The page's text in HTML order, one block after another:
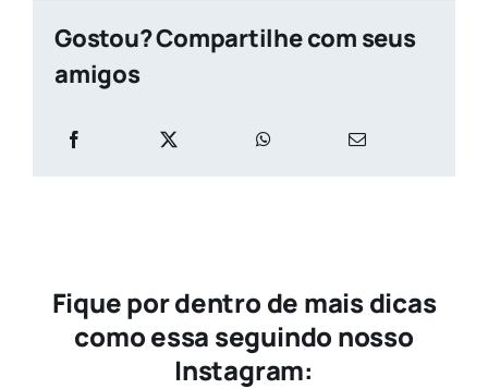
Gostou? Compartilhe com seus
amigos
Fique por dentro de mais dicas
como essa seguindo nosso
Instagram: